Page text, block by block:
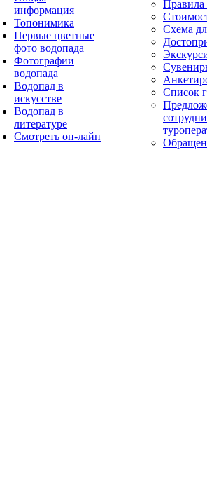
информация
Топонимика
Первые цветные
фото водопада
Фотографии
водопада
Водопад в
искусстве
Водопад в
литературе
Смотреть он-лайн
Правила
Схема
Список